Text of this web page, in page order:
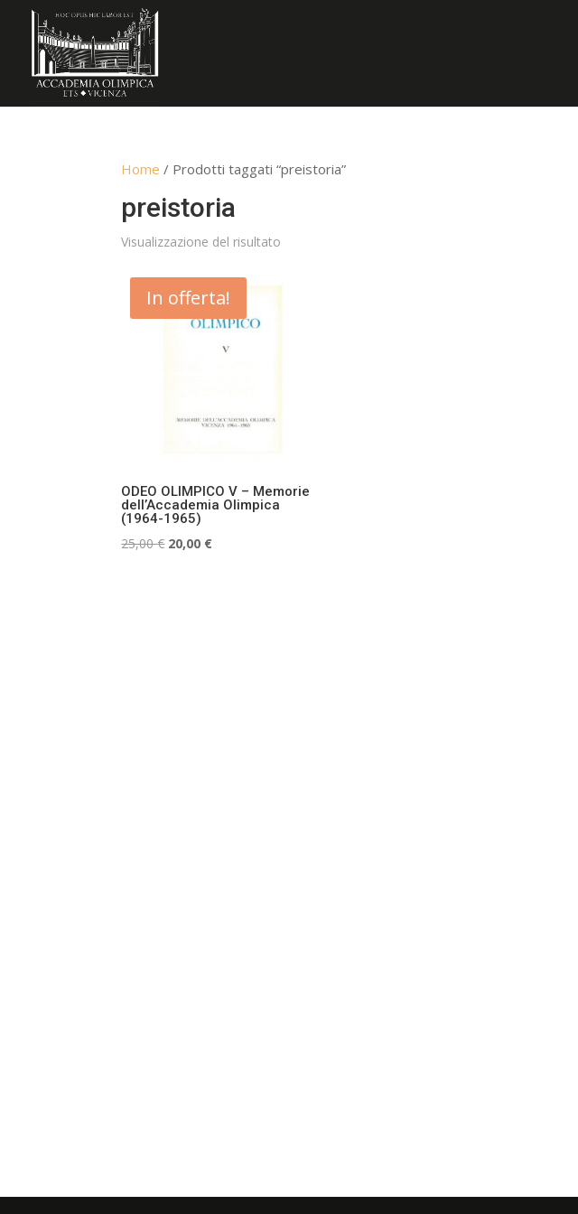
Home / Prodotti taggati “preistoria”
preistoria
Visualizzazione del risultato
In offerta!
ODEO OLIMPICO V – Memorie
dell’Accademia Olimpica
(1964-1965)
25,00€ Il
20,00 €Il